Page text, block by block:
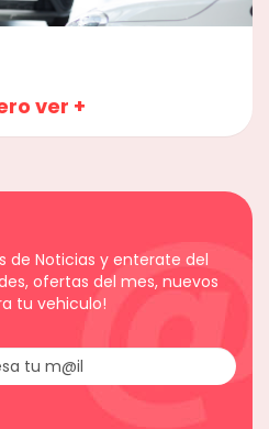
ver +
de Noticias y enterate del
ofertas del mes, nuevos
tu vehiculo!